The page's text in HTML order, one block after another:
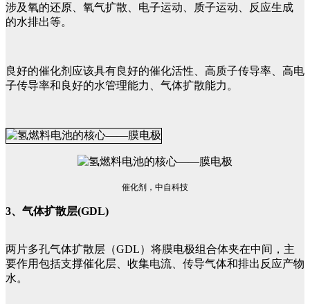
涉及氧的还原、氧气扩散、电子运动、质子运动、反应生成
的水排出等。
良好的催化剂应该具有良好的催化活性、高质子传导率、高电
子传导率和良好的水管理能力、气体扩散能力。
催化剂，中自科技
3、气体扩散层(GDL)
两片多孔气体扩散层（GDL）将膜电极组合体夹在中间，主
要作用包括支撑催化层、收集电流、传导气体和排出反应产物
水。